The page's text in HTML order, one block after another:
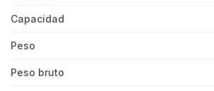
Capacidad
Peso
Peso bruto